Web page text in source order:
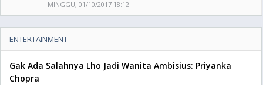
MINGGU, 01/10/2017 18:12
ENTERTAINMENT
Gak Ada Salahnya Lho Jadi Wanita Ambisius: Priyanka
Chopra